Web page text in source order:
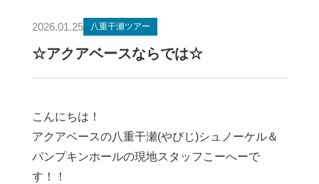
2026.01.25 八重干瀬ツアー
☆アクアベースならでは☆
こんにちは！
アクアベースの八重干瀬(やびじ)シュノーケル＆
パンプキンホールの現地スタッフこーへーで
す！！